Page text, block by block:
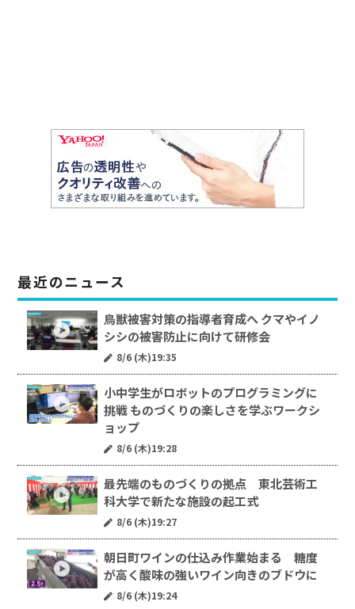
最近のニュース
鳥獣被害対策の指導者育成へ クマやイノ
シシの被害防止に向けて研修会
8/6 (木)19:35
小中学生がロボットのプログラミングに
挑戦 ものづくりの楽しさを学ぶワークシ
ョップ
8/6 (木)19:28
最先端のものづくりの拠点 東北芸術工
科大学で新たな施設の起工式
8/6 (木)19:27
朝日町ワインの仕込み作業始まる 糖度
が高く酸味の強いワイン向きのブドウに
8/6 (木)19:24